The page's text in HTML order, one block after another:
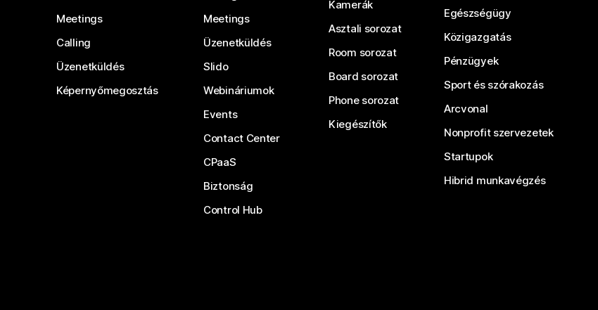
Meetings
Calling
Üzenetküldés
Képernyőmegosztás
Meetings
Üzenetküldés
Slido
Webináriumok
Events
Contact Center
CPaaS
Biztonság
Control Hub
Kamerák
Asztali sorozat
Room sorozat
Board sorozat
Phone sorozat
Kiegészítők
Egészségügy
Közigazgatás
Pénzügyek
Sport és szórakozás
Arcvonal
Nonprofit szervezetek
Startupok
Hibrid munkavégzés